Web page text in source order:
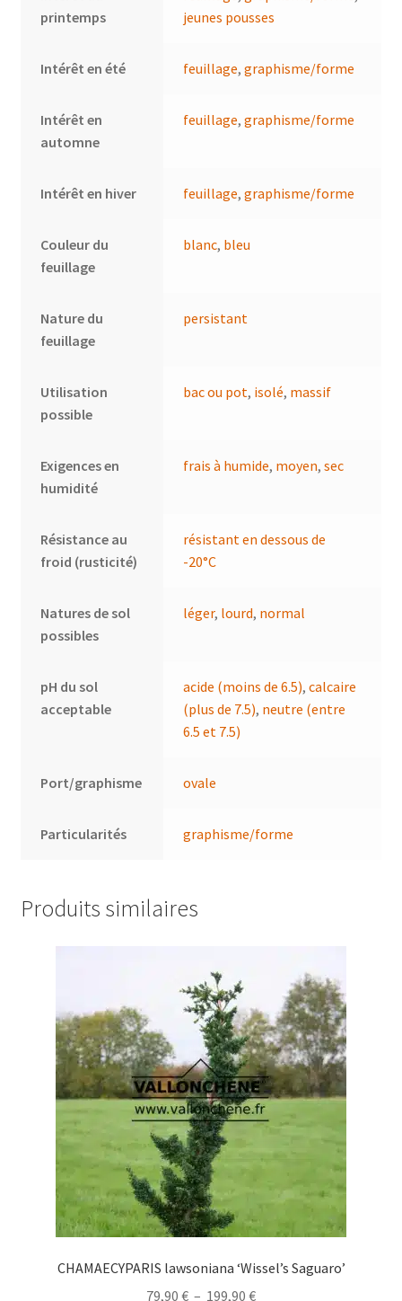
printemps
jeunes pousses
Intérêt en été feuillage,graphisme/forme
Intérêt en
automne
feuillage,graphisme/forme
Intérêt en hiver feuillage,graphisme/forme
Couleur du
feuillage
blanc, bleu
Nature du
feuillage
persistant
Utilisation
possible
bac ou pot, isolé, massif
Exigences en
humidité
frais à humide, moyen,sec
Résistance au
froid (rusticité)
résistant en dessous de
-20°C
Natures de sol
possibles
léger, lourd, normal
pH du sol
acceptable
acide (moins de 6.5),calcaire
(plus de 7.5), neutre (entre
6.5 et 7.5)
Port/graphisme ovale
Particularités graphisme/forme
Produits similaires
CHAMAECYPARIS lawsoniana ‘Wissel’s Saguaro’
79,90 € – 199,90 €Plage